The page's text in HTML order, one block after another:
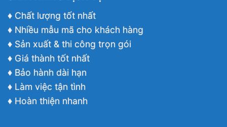
♦ Chất lượng tốt nhất
♦ Nhiều mẫu mã cho khách hàng
♦ Sản xuất & thi công trọn gói
♦ Giá thành tốt nhất
♦ Bảo hành dài hạn
♦ Làm việc tận tình
♦ Hoàn thiện nhanh